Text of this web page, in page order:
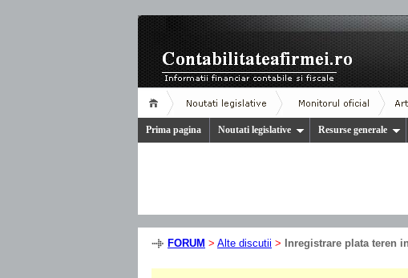
Prima pagina Noutati legislative Resurse generale
FORUM > Alte discutii > Inregistrare plata teren